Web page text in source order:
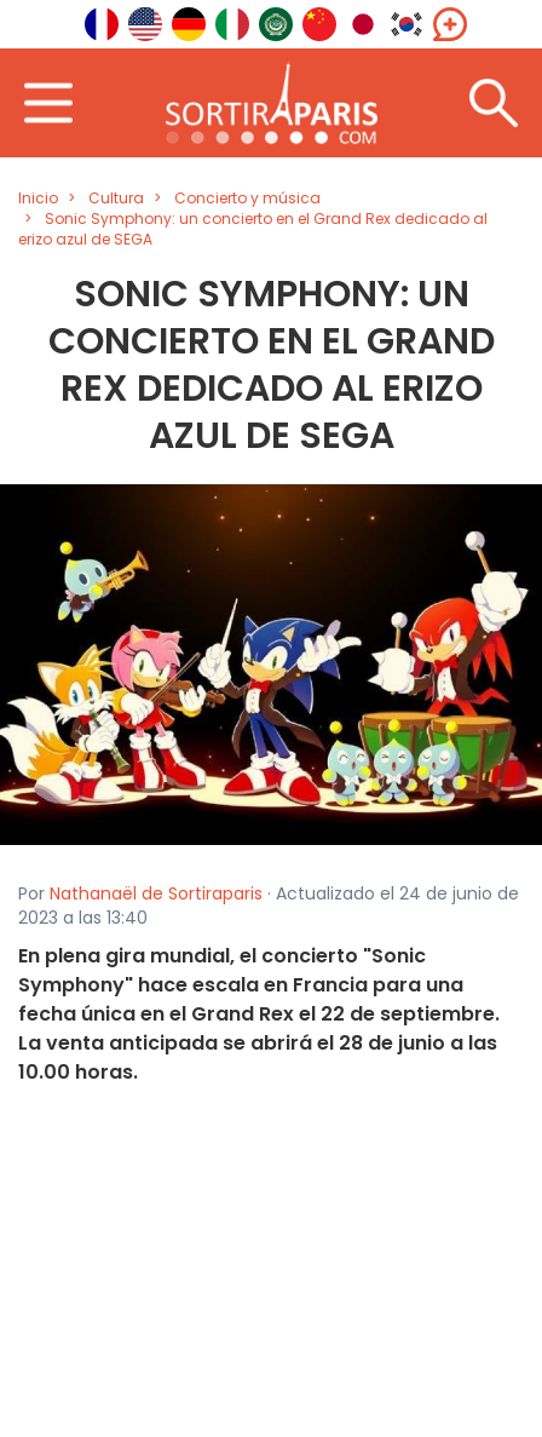
Inicio Cultura
Concierto y música
Sonic Symphony: un concierto en el Grand Rex dedicado al
erizo azul de SEGA
SONIC SYMPHONY: UN
CONCIERTO EN EL GRAND
REX DEDICADO AL ERIZO
AZUL DE SEGA
Por Nathanaël de Sortiraparis · Actualizado el 24 de junio de
2023 a las 13:40
En plena gira mundial, el concierto "Sonic
Symphony" hace escala en Francia para una
fecha única en el Grand Rex el 22 de septiembre.
La venta anticipada se abrirá el 28 de junio a las
10.00 horas.